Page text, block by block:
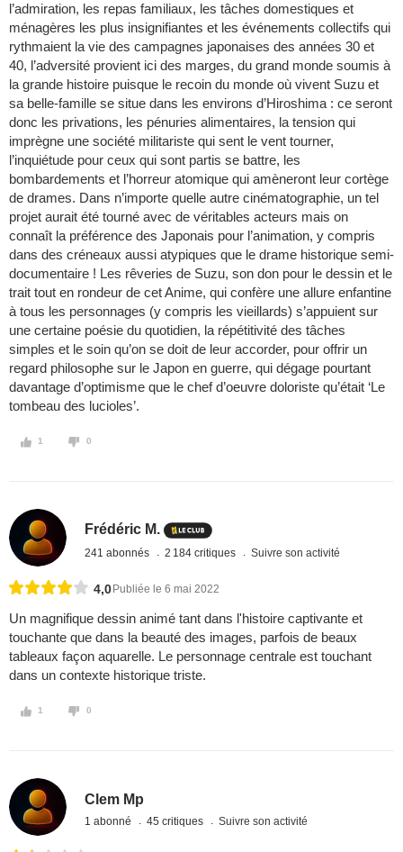
l’admiration, les repas familiaux, les tâches domestiques et
ménagères les plus insignifiantes et les événements collectifs qui
rythmaient la vie des campagnes japonaises des années 30 et
40, l’adversité provient ici des marges, du grand monde soumis à
la grande histoire puisque le recoin du monde où vivent Suzu et
sa belle-famille se situe dans les environs d’Hiroshima : ce seront
donc les privations, les pénuries alimentaires, la tension qui
imprègne une société militariste qui sent le vent tourner,
l’inquiétude pour ceux qui sont partis se battre, les
bombardements et l’horreur atomique qui amèneront leur cortège
de drames. Dans n’importe quelle autre cinématographie, un tel
projet aurait été tourné avec de véritables acteurs mais on
connaît la préférence des Japonais pour l’animation, y compris
dans des créneaux aussi atypiques que le drame historique semi-
documentaire ! Les rêveries de Suzu, son don pour le dessin et le
trait tout en rondeur de cet Anime, qui confère une allure enfantine
à tous les personnages (y compris les vieillards) s’appuient sur
une certaine poésie du quotidien, la répétitivité des tâches
simples et le soin qu’on se doit de leur accorder, pour offrir un
regard philosophe sur le Japon en guerre, qui dégage pourtant
davantage d’optimisme que le chef d’oeuvre doloriste qu’était ‘Le
tombeau des lucioles’.
1 0
Frédéric M.
241 abonnés 2 184 critiques Suivre son activité
4,0 Publiée le 6 mai 2022
Un magnifique dessin animé tant dans l'histoire captivante et
touchante que dans la beauté des images, parfois de beaux
tableaux façon aquarelle. Le personnage centrale est touchant
dans un contexte historique triste.
1 0
Clem Mp
1 abonné 45 critiques Suivre son activité